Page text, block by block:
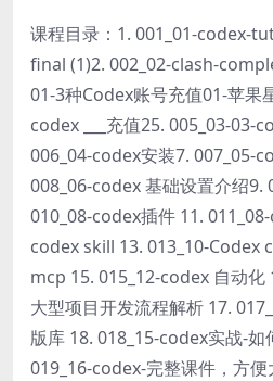
课程目录：1. 001_01-codex-
final (1)2. 002_02-clash-
01-3种Codex账号充值01-苹果
codex ___充值25. 005_03-03-
006_04-codex安装7. 007_05-
008_06-codex 基础设置介绍9.
010_08-codex插件 11.
codex skill 13. 013_10-Codex
mcp 15. 015_12-codex 自动化
大型项目开发流程解析 17.
版库 18. 018_15-codex实战-
019_16-codex-完整课件，方便